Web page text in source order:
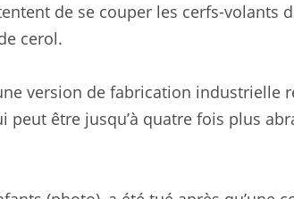
de se couper les cerfs-volants
cerol.
version de fabrication industrielle
être jusqu’à quatre fois plus